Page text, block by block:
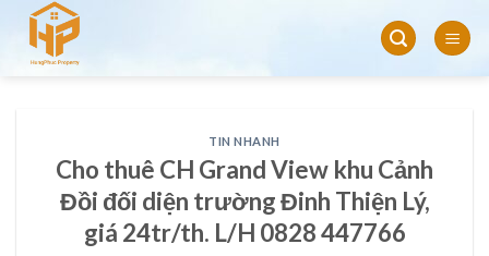
Skip
content
TIN NHANH
Cho thuê CH Grand View khu Cảnh
Đồi đối diện trường Đinh Thiện Lý,
giá 24tr/th. L/H 0828 447766